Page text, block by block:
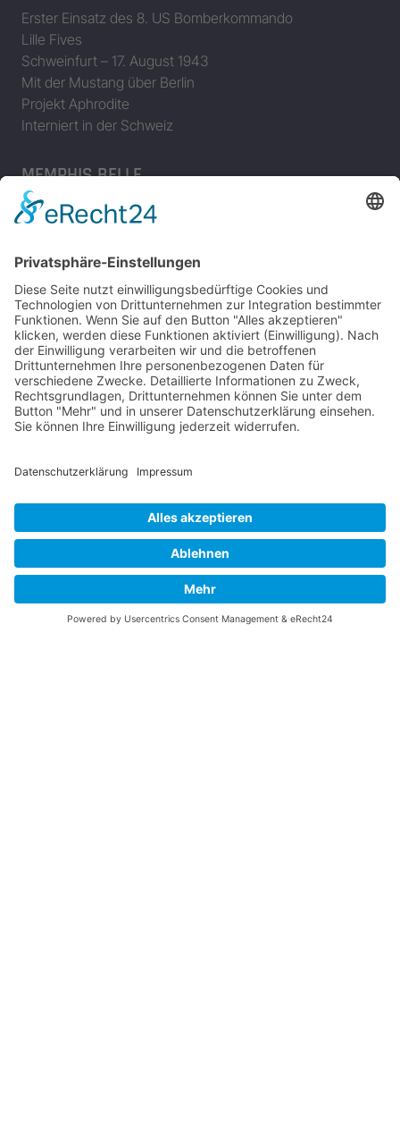
Erster Einsatz des 8. US Bomberkommando
Lille Fives
Schweinfurt – 17. August 1943
Mit der Mustang über Berlin
Projekt Aphrodite
Interniert in der Schweiz
MEMPHIS BELLE
Das Flugzeug
Einsätze der Memphis Belle
Memphis Belle – Original Dokumentation
Der Film (1990)
The Memphis Belle – The Final Chapter in Memphis
JAGDFLUGZEUGE
Bomber-Geleitschutz
Tuskeegee Airmen
Messerschmitt Bf 109
Messerschmitt Me 262
P-38 Lightning
P-51 Mustang